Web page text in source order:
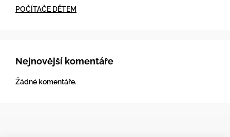
POČÍTAČE DĚTEM
Nejnovější komentáře
Žádné komentáře.